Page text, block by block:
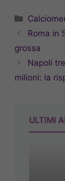
Categorie
Roma in
grossa
Napoli
milioni: la
ULTIMI